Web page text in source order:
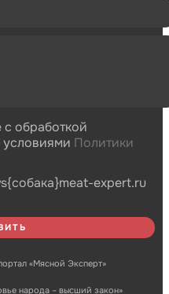
обработкой
условиями Политики
expert.ru
«Мясной Эксперт»
народа – высший закон»